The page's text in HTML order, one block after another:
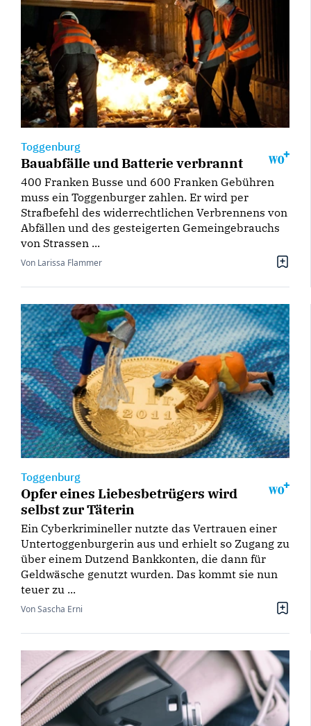
Toggenburg
Bauabfälle und Batterie verbrannt
400 Franken Busse und 600 Franken Gebühren
muss ein Toggenburger zahlen. Er wird per
Strafbefehl des widerrechtlichen Verbrennens von
Abfällen und des gesteigerten Gemeingebrauchs
von Strassen ...
Von Larissa Flammer
Toggenburg
Opfer eines Liebesbetrügers wird
selbst zur Täterin
Ein Cyberkrimineller nutzte das Vertrauen einer
Untertoggenburgerin aus und erhielt so Zugang zu
über einem Dutzend Bankkonten, die dann für
Geldwäsche genutzt wurden. Das kommt sie nun
teuer zu ...
Von Sascha Erni